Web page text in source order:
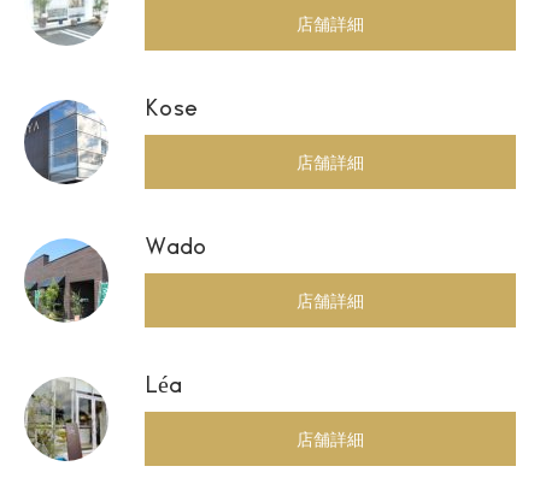
店舗詳細
Kose
店舗詳細
Wado
店舗詳細
Léa
店舗詳細